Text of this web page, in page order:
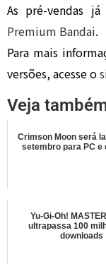
As pré-vendas
Premium Bandai.
Para mais
versões, acesse o
Veja
Crimson Moon será
setembro para PC e
Yu-Gi-Oh!
ultrapassa 100
downloads